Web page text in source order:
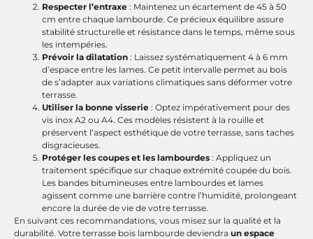
Respecter l’entraxe : Maintenez un écartement de 45 à 50
cm entre chaque lambourde. Ce précieux équilibre assure
stabilité structurelle et résistance dans le temps, même sous
les intempéries.
Prévoir la dilatation : Laissez systématiquement 4 à 6 mm
d’espace entre les lames. Ce petit intervalle permet au bois
de s’adapter aux variations climatiques sans déformer votre
terrasse.
Utiliser la bonne visserie : Optez impérativement pour des
vis inox A2 ou A4. Ces modèles résistent à la rouille et
préservent l’aspect esthétique de votre terrasse, sans taches
disgracieuses.
Protéger les coupes et les lambourdes : Appliquez un
traitement spécifique sur chaque extrémité coupée du bois.
Les bandes bitumineuses entre lambourdes et lames
agissent comme une barrière contre l’humidité, prolongeant
encore la durée de vie de votre terrasse.
En suivant ces recommandations, vous misez sur la qualité et la
durabilité. Votre terrasse bois lambourde deviendra un espace